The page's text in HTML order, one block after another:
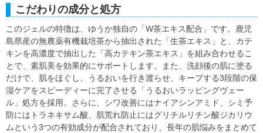
こだわりの成分と処方
このジェルの特徴は、ゆうか独自の「W茶エキス配合」です。鹿児
島県産の無農薬有機栽培茶から抽出された「生茶エキス」と、カテ
キンを高濃度で抽出した「高カテキン茶エキス」を組み合わせるこ
とで、素肌美を効果的にサポートします。また、洗顔後の肌に塗る
だけで、肌をほぐし、うるおいを行き渡らせ、キープする3段階の保
湿ケアをスピーディーに完了させる「うるおいラッピングヴェー
ル」処方を採用。さらに、シワ改善にはナイアシンアミド、シミ予
防にはトラネキサム酸、肌荒れ防止にはグリチルリチン酸ジカリウ
ムという3つの有効成分が配合されており、長年の肌悩みをまとめて